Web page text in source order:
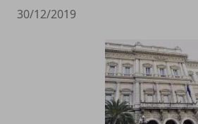
30/12/2019